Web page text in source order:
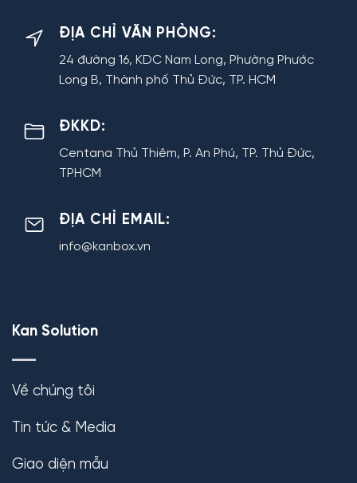
ĐỊA CHỈ VĂN PHÒNG:
24 đường 16, KDC Nam Long, Phường Phước
Long B, Thành phố Thủ Đức, TP. HCM
ĐKKD:
Centana Thủ Thiêm, P. An Phú, TP. Thủ Đức,
TPHCM
ĐỊA CHỈ EMAIL:
info@kanbox.vn
Kan Solution
Về chúng tôi
Tin tức & Media
Giao diện mẫu